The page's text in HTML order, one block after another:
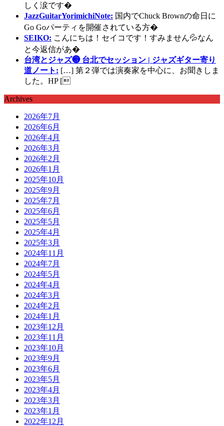
しく涙です�
JazzGuitarYorimichiNote: 国内でChuck Brownの命日に
Go Goパーティを開催されている方�
SEIKO: こんにちは！セイコです！すみません💦なん
と今返信があ�
台湾とジャズ❸ 台北でセッション | ジャズギター寄り
道ノート: […] 第２弾では演奏家を中心に、お聞きしま
した。HP [
Archives
2026年7月
2026年6月
2026年4月
2026年3月
2026年2月
2026年1月
2025年10月
2025年9月
2025年7月
2025年6月
2025年5月
2025年4月
2025年3月
2024年11月
2024年7月
2024年5月
2024年4月
2024年3月
2024年2月
2024年1月
2023年12月
2023年11月
2023年10月
2023年9月
2023年6月
2023年5月
2023年4月
2023年3月
2023年1月
2022年12月